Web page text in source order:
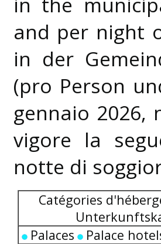
and per night
in der
(pro Person
gennaio 2026,
vigore la
notte di
Catégories
Palaces
Palace